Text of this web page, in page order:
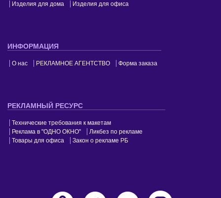
Изделия для дома Изделия для офиса
ИНФОРМАЦИЯ
О нас РЕКЛАМНОЕ АГЕНТСТВО Форма заказа
РЕКЛАМНЫЙ РЕСУРС
Технические требования к макетам
Реклама в "ОДНО ОКНО"
Ликбез по рекламе
Товары для офиса
Закон о рекламе РБ